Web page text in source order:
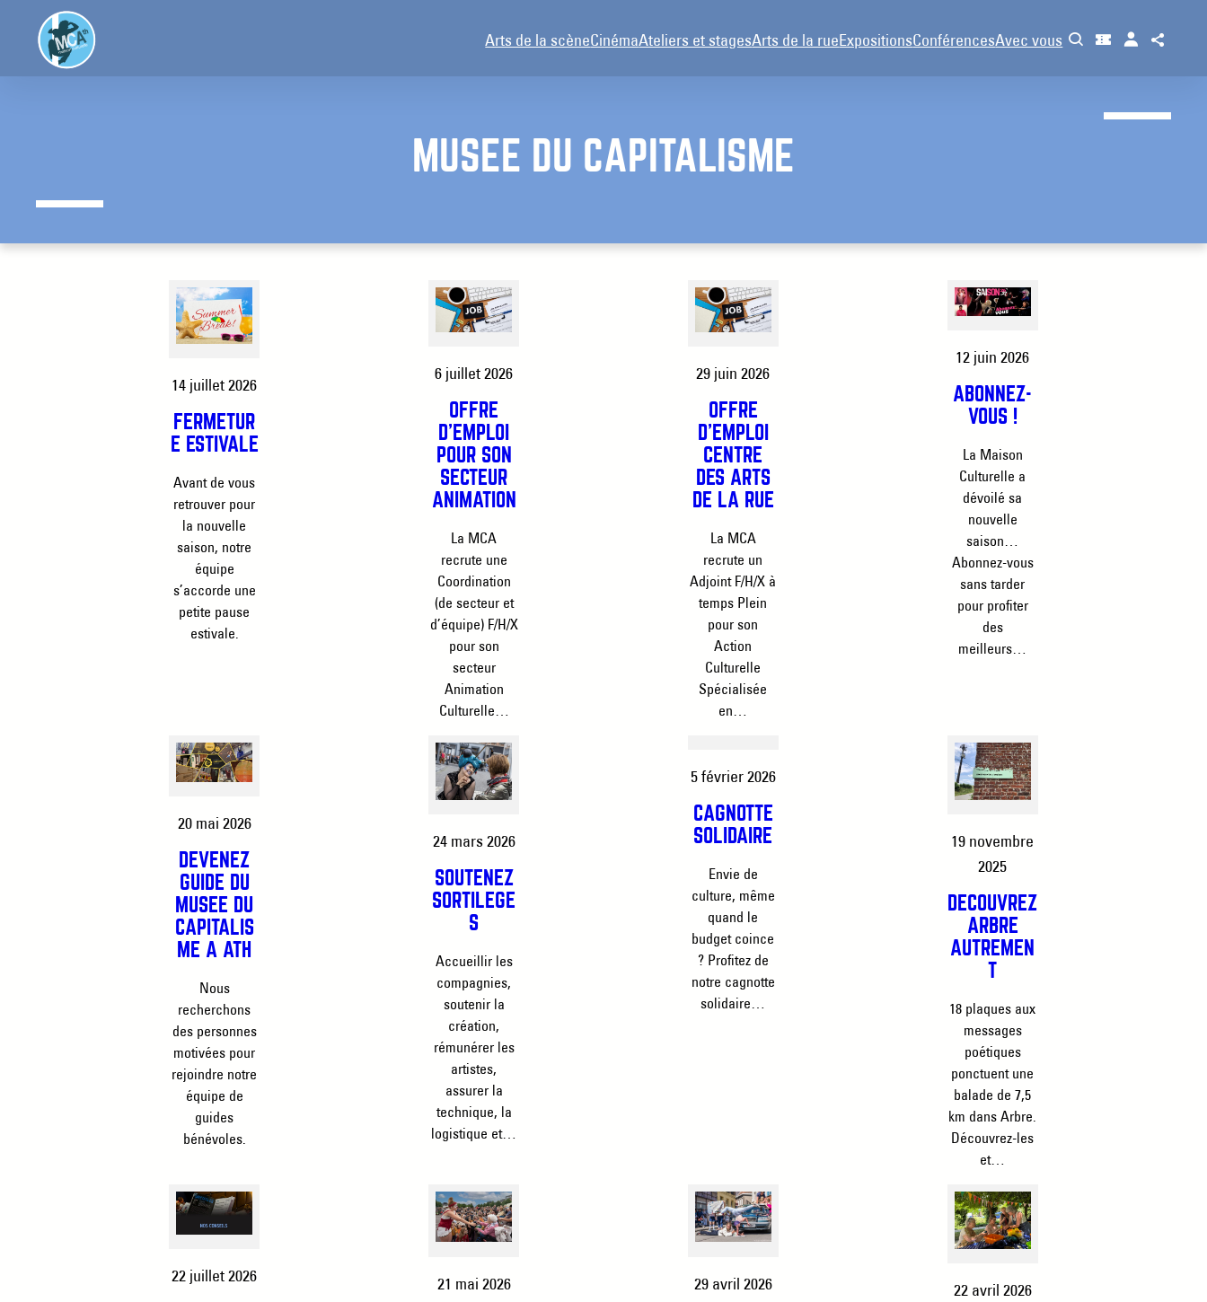
contenu
Arts de la scèneCinémaAteliers et stagesArts de la rueExpositionsConférencesAvec vous
MUSÉE DU CAPITALISME
14 juillet 2026
FERMETUR
E ESTIVALE
Avant de vous
retrouver pour
la nouvelle
saison, notre
équipe
s’accorde une
petite pause
estivale.
6 juillet 2026
OFFRE
D’EMPLOI
POUR SON
SECTEUR
ANIMATION
La MCA
recrute une
Coordination
(de secteur et
d’équipe) F/H/X
pour son
secteur
Animation
Culturelle…
29 juin 2026
OFFRE
D’EMPLOI
CENTRE
DES ARTS
DE LA RUE
La MCA
recrute un
Adjoint F/H/X à
temps Plein
pour son
Action
Culturelle
Spécialisée
en…
12 juin 2026
ABONNEZ-
VOUS !
La Maison
Culturelle a
dévoilé sa
nouvelle
saison…
Abonnez-vous
sans tarder
pour profiter
des
meilleurs…
20 mai 2026
DEVENEZ
GUIDE DU
MUSÉE DU
CAPITALIS
ME À ATH
Nous
recherchons
des personnes
motivées pour
rejoindre notre
équipe de
guides
bénévoles.
24 mars 2026
SOUTENEZ
SORTILÈGE
S
Accueillir les
compagnies,
soutenir la
création,
rémunérer les
artistes,
assurer la
technique, la
logistique et…
5 février 2026
CAGNOTTE
SOLIDAIRE
Envie de
culture, même
quand le
budget coince
? Profitez de
notre cagnotte
solidaire…
19 novembre
2025
DÉCOUVREZ
ARBRE
AUTREMEN
18 plaques aux
messages
poétiques
ponctuent une
balade de 7,5
km dans Arbre.
Découvrez-les
et…
22 juillet 2026 21 mai 2026 29 avril 2026 22 avril 2026